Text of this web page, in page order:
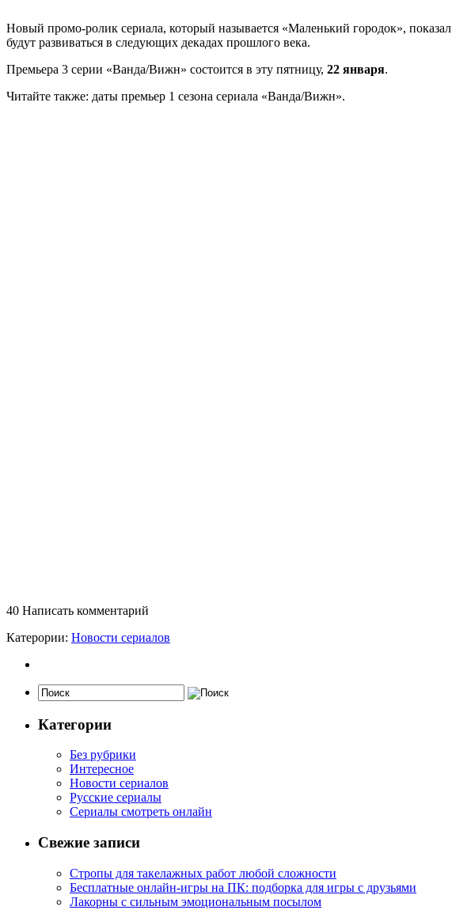
Новый промо-ролик сериала, который называется «Маленький городок»,
будут развиваться в следующих декадах прошлого века.
Премьера 3 серии «Ванда/Вижн» состоится в эту пятницу, 22 января.
Читайте также: даты премьер 1 сезона сериала «Ванда/Вижн».
40 Написать комментарий
Катерории: Новости сериалов
Категории
Без рубрики
Интересное
Новости сериалов
Русские сериалы
Сериалы смотреть онлайн
Свежие записи
Стропы для такелажных работ любой сложности
Бесплатные онлайн-игры на ПК: подборка для игры с друзьями
Лакорны с сильным эмоциональным посылом